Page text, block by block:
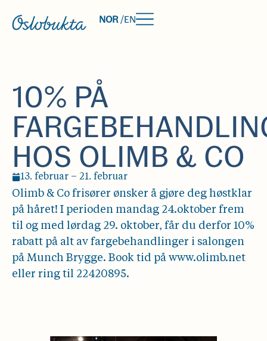
NOR/EN
10% PÅ
HOS OLIMB & CO
13. februar – 21. februar
Olimb & Co frisører ønsker å gjøre deg høstklar
på håret! I perioden mandag 24.oktober frem
til og med lørdag 29. oktober, får du derfor 10%
rabatt på alt av fargebehandlinger i salongen
på Munch Brygge. Book tid på www.olimb.net
eller ring til 22420895.